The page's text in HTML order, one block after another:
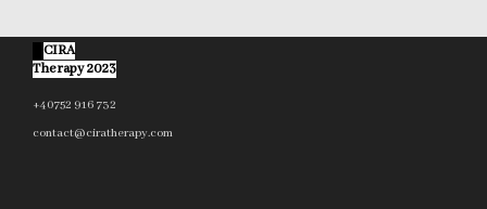
CIRA
Therapy 2023
+40752 916 732
contact@ciratherapy.com